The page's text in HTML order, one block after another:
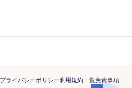
プライバシーポリシー利用規約一覧免責事項